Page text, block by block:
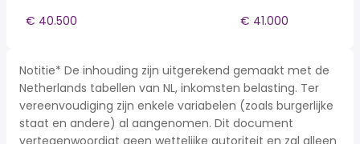
€ 40.500
€ 41.000
Notitie* De inhouding zijn uitgerekend gemaakt met de
Netherlands tabellen van NL, inkomsten belasting. Ter
vereenvoudiging zijn enkele variabelen (zoals burgerlijke
staat en andere) al aangenomen. Dit document
vertegenwoordigt geen wettelijke autoriteit en zal alleen